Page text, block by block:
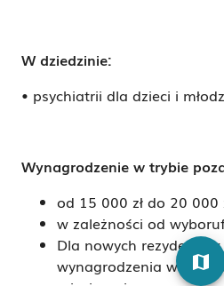
W dziedzinie:
• psychiatrii dla dzieci i
Wynagrodzenie w trybie
od 15 000 zł do 20 000
w zależności od
Dla nowych
wynagrodzenia w
map